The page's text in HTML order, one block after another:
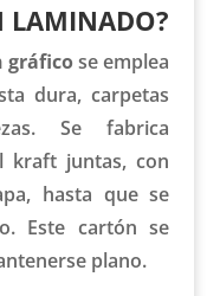
LAMINADO?
gráficose emplea
dura, carpetas
Se fabrica
kraft juntas, con
hasta que se
Este cartón se
plano.